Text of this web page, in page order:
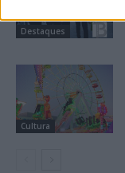
Destaques
Cultura